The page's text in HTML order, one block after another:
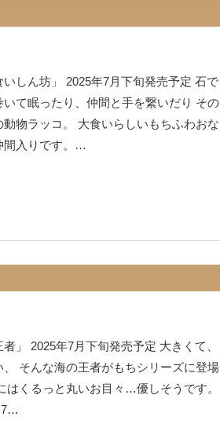
しん坊」 2025年7月下旬発売予定 石で
て眠ったり、仲間と手を繋いだり その
物ラッコ。 大食いらしいもちふわおな
間入りです。…
」 2025年7月下旬発売予定 大きくて、
そんな海の王者がもちシリーズに登場
はくるっと丸いお目々…優しそうです。
7…